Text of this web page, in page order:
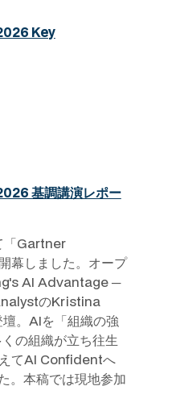
Key
基調講演レポー
「Gartner
しました。オープ
AI Advantage ─
のKristina
。AIを「組織の強
の組織が立ち往生
てAI Confidentへ
。本稿では現地参加